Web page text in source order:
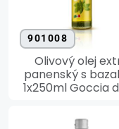
901008
Olivový olej
panenský s
1x250ml Goccia